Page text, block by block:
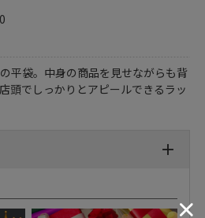
平袋。中身の商品を見せながらも背
頭でしっかりとアピールできるラッ